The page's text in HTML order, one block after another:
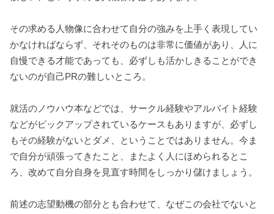
その求める人物像に合わせて自分の強みを上手く表現してい
かなければならず、それそのものは非常に価値があり、人に
自慢できる才能であっても、必ずしも活かしきることができ
ないのが自己PRの難しいところ。
就活のノウハウ本などでは、サークル経験やアルバイト経験
などがピックアップされているケースもありますが、必ずし
もその経験がないとダメ、ということではありません。今ま
で自分が頑張ってきたこと、またよく人にほめられるとこ
ろ、改めて自分自身を見直す時間をしっかり儲けましょう。
前述の志望動機の部分とも合わせて、なぜこの会社でないと